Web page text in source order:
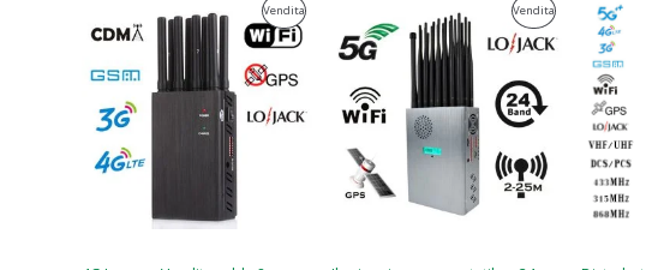
VenditaProdotto
prezzo
originale
$599.00.
prezzo
attuale
è:
$219.99.
VenditaProdotto
In
prezzo
originale
era:
$1,599.00.
prezzo
attuale
è:
$829.88.